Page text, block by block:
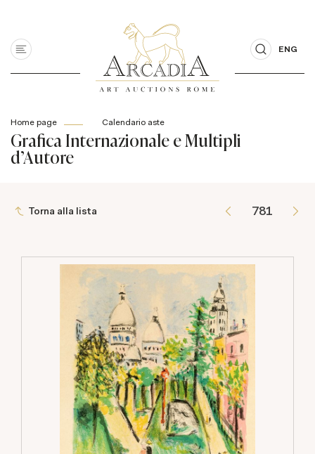
ENG
Home page Calendario aste
Grafica Internazionale e Multipli
d'Autore
Torna alla lista